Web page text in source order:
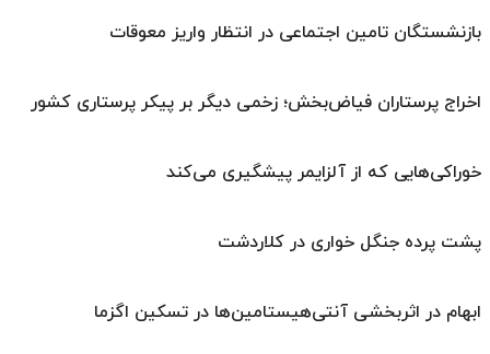
بازنشستگان تامین اجتماعی در انتظار واریز معوقات
اخراج پرستاران فیاض‌بخش؛ زخمی دیگر بر پیکر پرستاری کشور
خوراکی‌هایی که از آلزایمر پیشگیری می‌کند
پشت پرده جنگل خواری در کلاردشت
ابهام در اثربخشی آنتی‌هیستامین‌ها در تسکین اگزما